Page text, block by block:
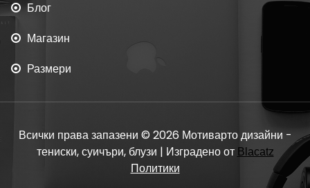
Блог
Магазин
Размери
Всички права запазени © 2026 Мотиварто дизайни -
тениски, суичъри, блузи | Изградено от Blacatz
Политики